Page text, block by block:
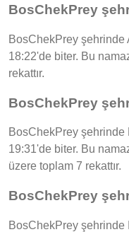
BosChekPrey
BosChekPrey şehrinde
18:22'de biter. Bu
rekattır.
BosChekPrey
BosChekPrey şehrinde
19:31'de biter. Bu
üzere toplam 7 rekattır.
BosChekPrey
BosChekPrey şehrinde